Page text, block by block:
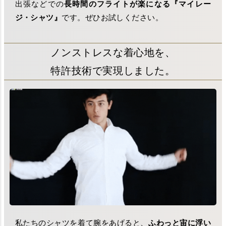
出張などでの長時間のフライトが楽になる『マイレー
ジ・シャツ』 です。ぜひお試しください。
ノンストレスな着心地を、
特許技術で実現しました。
私たちのシャツを着て腕をあげると、ふわっと宙に浮い